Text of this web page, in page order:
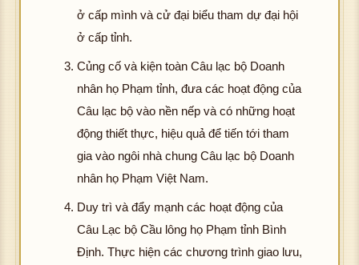
ở cấp mình và cử đại biểu tham dự đại hội
ở cấp tỉnh.
Củng cố và kiện toàn Câu lạc bộ Doanh
nhân họ Phạm tỉnh, đưa các hoạt động của
Câu lạc bộ vào nền nếp và có những hoạt
động thiết thực, hiệu quả để tiến tới tham
gia vào ngôi nhà chung Câu lạc bộ Doanh
nhân họ Phạm Việt Nam.
Duy trì và đẩy mạnh các hoạt động của
Câu Lạc bộ Cầu lông họ Phạm tỉnh Bình
Định. Thực hiện các chương trình giao lưu,